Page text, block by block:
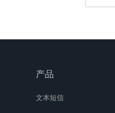
产品
文本短信